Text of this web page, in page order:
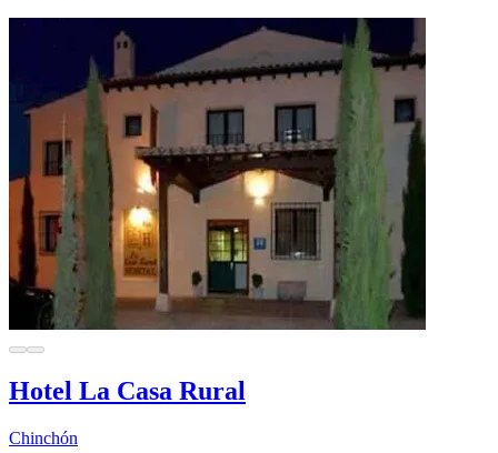
Hotel La Casa Rural
Chinchón